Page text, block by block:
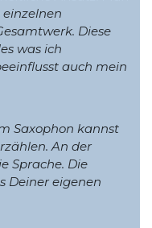
Diese
was ich
auch mein
Saxophon kannst
An der
Sprache. Die
Deiner eigenen